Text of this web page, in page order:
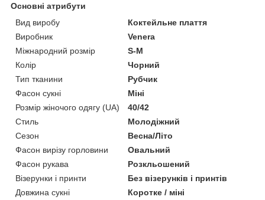
Основні атрибути
Вид виробу
Коктейльне плаття
Виробник
Venera
Міжнародний розмір
S-M
Колір
Чорний
Тип тканини
Рубчик
Фасон сукні
Міні
Розмір жіночого одягу (UA)
40/42
Стиль
Молодіжний
Сезон
Весна/Літо
Фасон вирізу горловини
Овальний
Фасон рукава
Розкльошений
Візерунки і принти
Без візерунків і принтів
Довжина сукні
Коротке / міні